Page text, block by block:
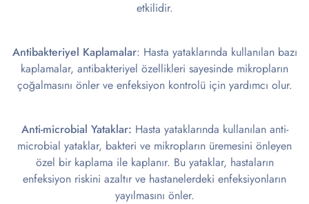
etkilidir.
Antibakteriyel Kaplamalar: Hasta yataklarında kullanılan bazı
kaplamalar, antibakteriyel özellikleri sayesinde mikropların
çoğalmasını önler ve enfeksiyon kontrolü için yardımcı olur.
Anti-microbial Yataklar: Hasta yataklarında kullanılan anti-
microbial yataklar, bakteri ve mikropların üremesini önleyen
özel bir kaplama ile kaplanır. Bu yataklar, hastaların
enfeksiyon riskini azaltır ve hastanelerdeki enfeksiyonların
yayılmasını önler.